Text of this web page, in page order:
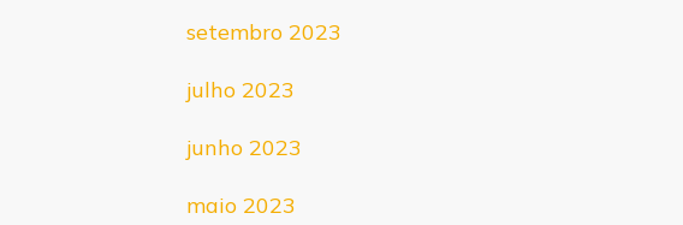
setembro 2023
julho 2023
junho 2023
maio 2023